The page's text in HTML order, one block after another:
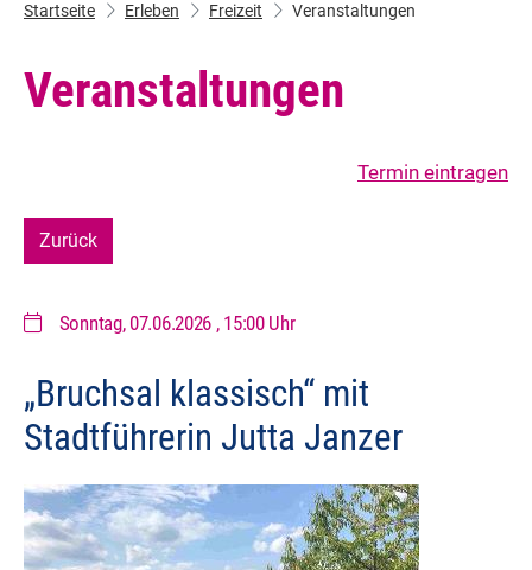
Startseite Erleben Freizeit Veranstaltungen
Veranstaltungen
Termin eintragen
Zurück
Sonntag, 07.06.2026 , 15:00 Uhr
„Bruchsal klassisch“ mit
Stadtführerin Jutta Janzer